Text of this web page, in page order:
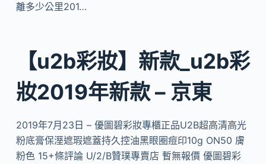
離多少公里201…
【u2b彩妝】新款_u2b彩
妝2019年新款 – 京東
2019年7月23日 – 優圖碧彩妝專櫃正品U2B超高清高光
粉底膏保溼遮瑕遮蓋持久控油黑眼圈痘印10g ON50 膚
粉色 15+條評論 U/2/B贊璞專賣店 暫無報價 優圖碧彩